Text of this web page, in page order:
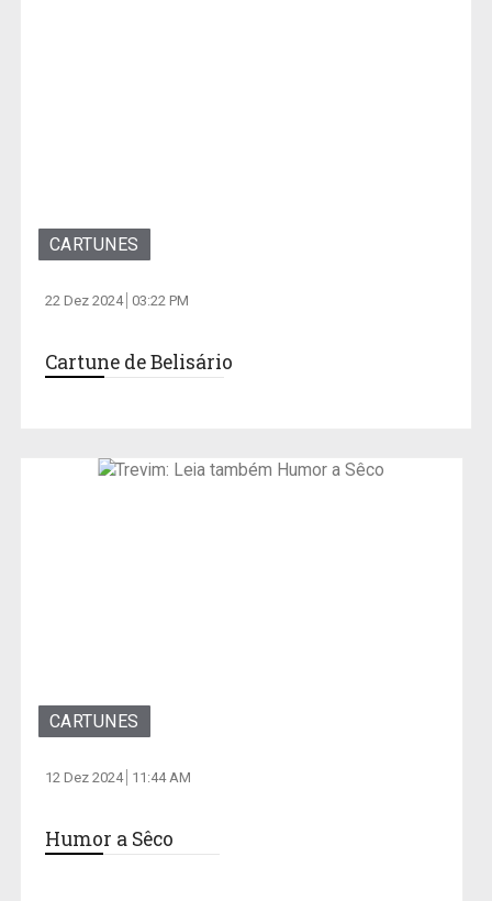
CARTUNES
22 Dez 2024 03:22 PM
Cartune de Belisário
CARTUNES
12 Dez 2024 11:44 AM
Humor a Sêco